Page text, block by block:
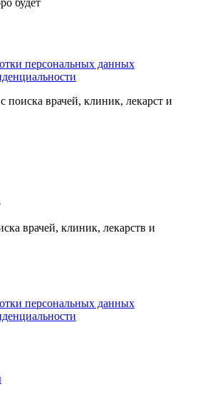
будет
персональных данных
поиска врачей, клиник, лекарст и
врачей, клиник, лекарств и
персональных данных